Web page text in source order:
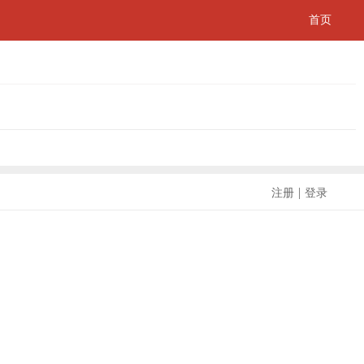
首页
注册 | 登录